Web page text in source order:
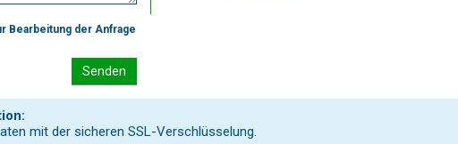
Bearbeitung der Anfrage
Senden
mit der sicheren SSL-Verschlüsselung.